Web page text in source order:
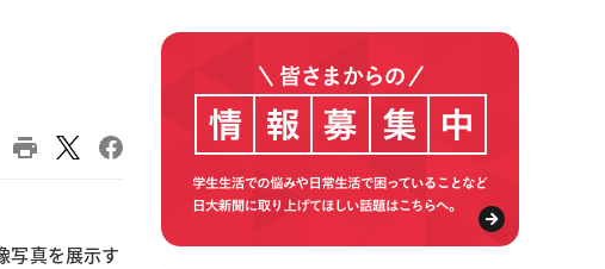
写真を展示す